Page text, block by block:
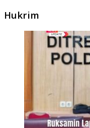
Hukrim